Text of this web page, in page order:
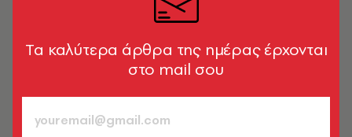
Tα καλύτερα άρθρα της ημέρας έρχονται
στο mail σου